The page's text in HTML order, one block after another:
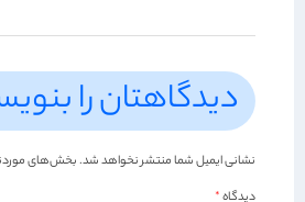
دیدگاهتان را
نشانی ایمیل شما منتشر نخواهد شد.بخش‌های
دیدگاه*